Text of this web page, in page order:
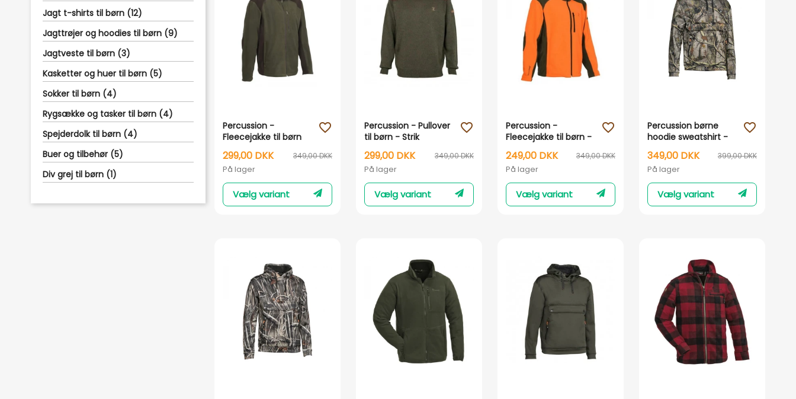
Jagt t-shirts til børn (12)
Jagttrøjer og hoodies til børn (9)
Jagtveste til børn (3)
Kasketter og huer til børn (5)
Sokker til børn (4)
Rygsække og tasker til børn (4)
Spejderdolk til børn (4)
Buer og tilbehør (5)
Div grej til børn (1)
Percussion -
Fleecejakke til børn
349,00 DKK
299,00 DKK
På lager
Vælg variant
favorite_outline
Percussion - Pullover
til børn - Strik
349,00 DKK
299,00 DKK
På lager
Vælg variant
favorite_outline
Percussion -
Fleecejakke til børn -
Grøn og orange
349,00 DKK
249,00 DKK
På lager
Vælg variant
favorite_outline
Percussion børne
hoodie sweatshirt -
Forrest Camouflage
399,00 DKK
349,00 DKK
På lager
Vælg variant
favorite_outline